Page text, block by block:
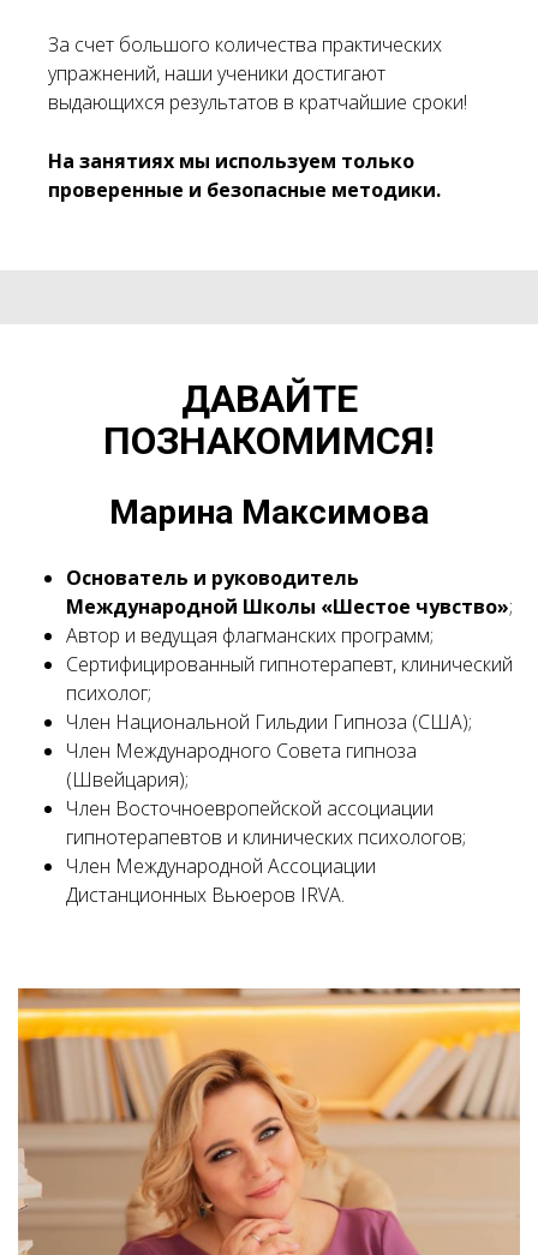
За счет большого количества практических
упражнений, наши ученики достигают
выдающихся результатов в кратчайшие сроки!
На занятиях мы используем только
проверенные и безопасные методики.
ДАВАЙТЕ
ПОЗНАКОМИМСЯ!
Марина Максимова
Основатель и руководитель
Международной Школы «Шестое чувство»;
Автор и ведущая флагманских программ;
Сертифицированный гипнотерапевт, клинический
психолог;
Член Национальной Гильдии Гипноза (США);
Член Международного Совета гипноза
(Швейцария);
Член Восточноевропейской ассоциации
гипнотерапевтов и клинических психологов;
Член Международной Ассоциации
Дистанционных Вьюеров IRVA.